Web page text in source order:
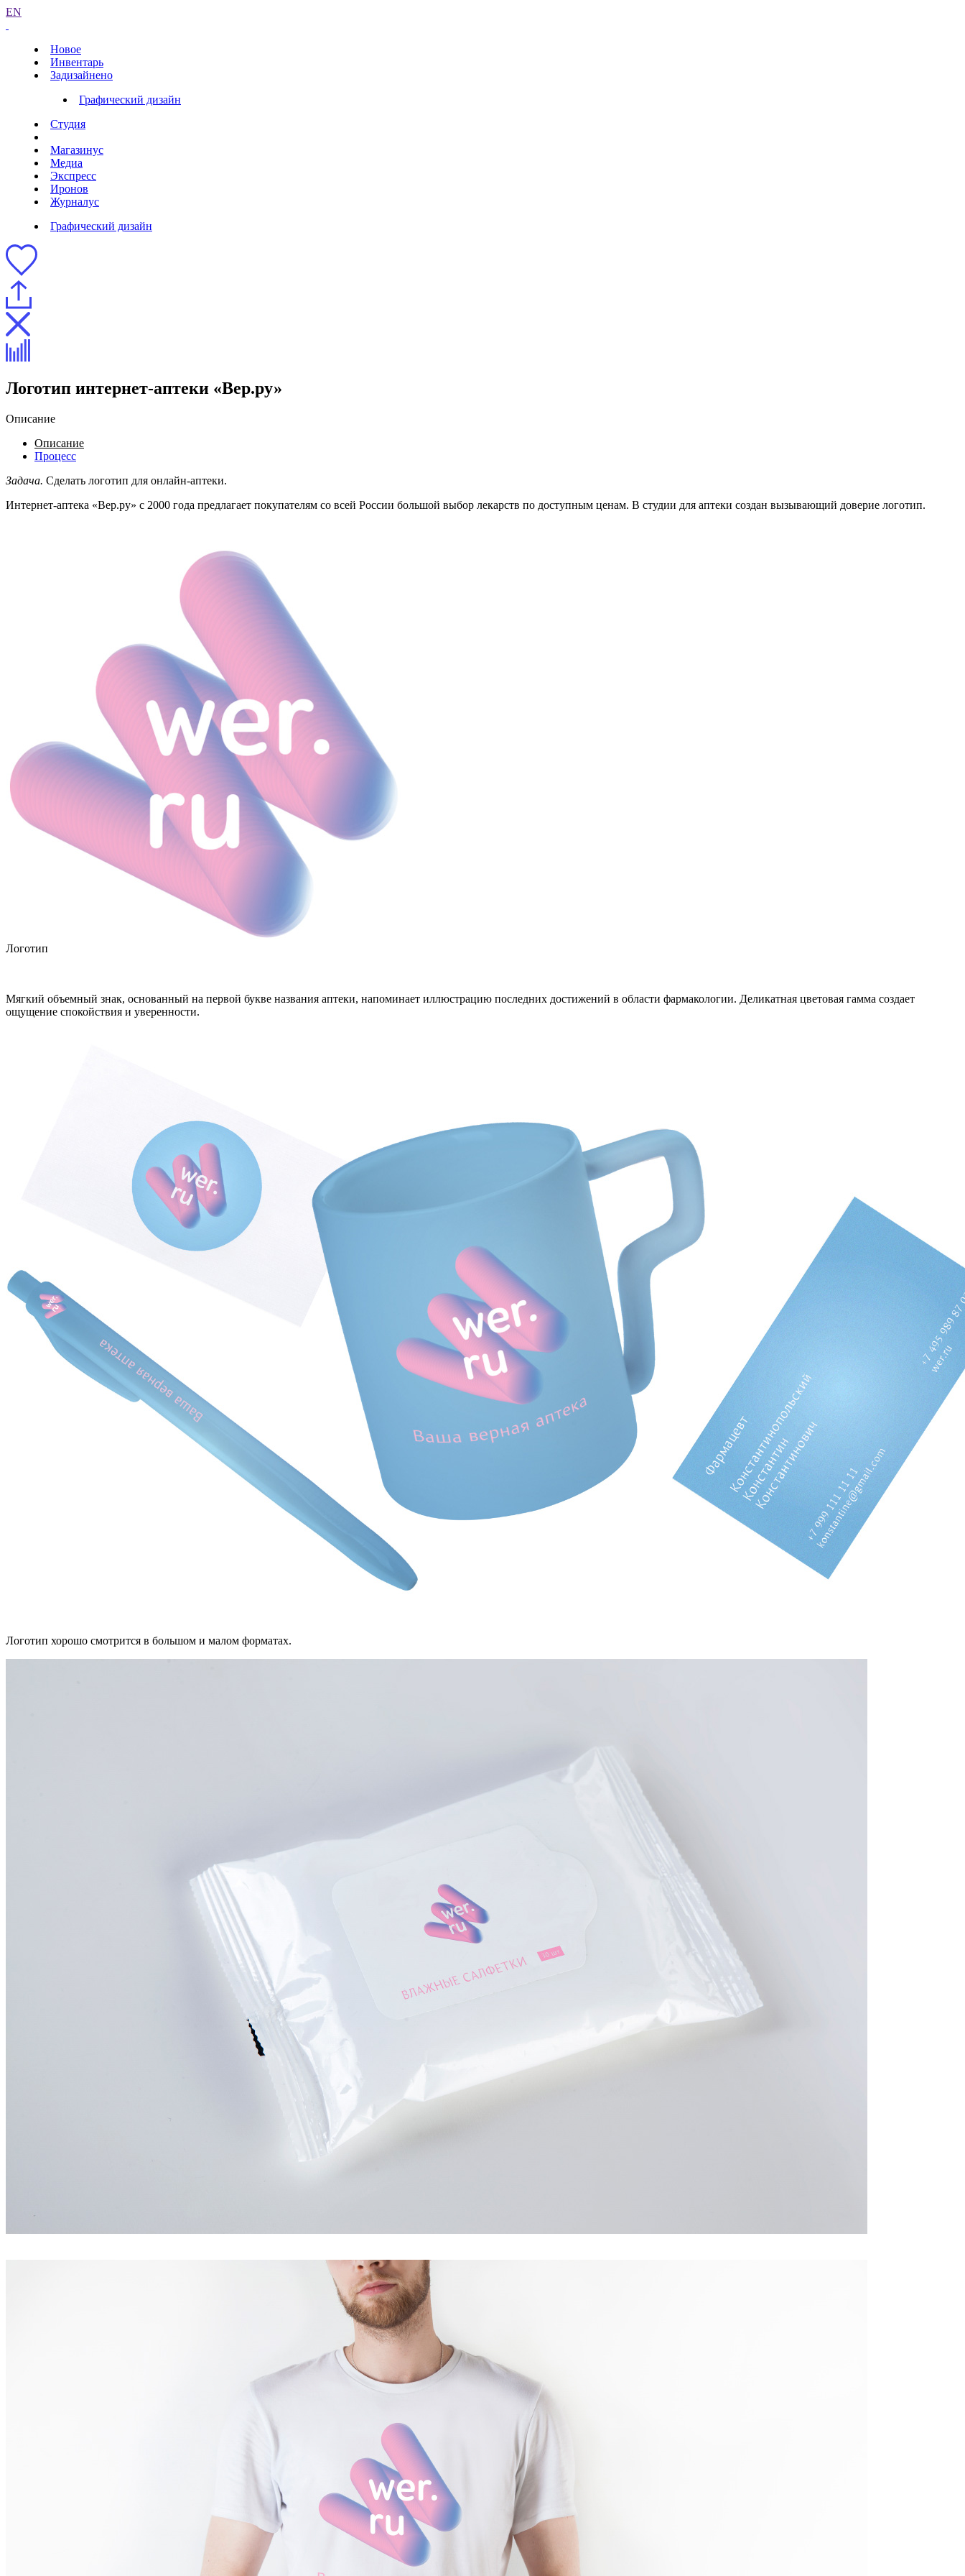
EN
Новое
Инвентарь
Задизайнено
Графический дизайн
Студия
Магазинус
Медиа
Экспресс
Иронов
Журналус
Графический дизайн
Логотип интернет-аптеки «Вер.ру»
Описание
Описание
Процесс
Задача. Сделать логотип для онлайн-аптеки.
Интернет-аптека «Вер.ру» с 2000 года предлагает покупателям со всей России большой выбор лекарств по доступным ценам. В студии для аптеки создан вызывающий доверие логотип.
Логотип
Мягкий объемный знак, основанный на первой букве названия аптеки, напоминает иллюстрацию последних достижений в области фармакологии. Деликатная цветовая гамма создает
ощущение спокойствия и уверенности.
Логотип хорошо смотрится в большом и малом форматах.